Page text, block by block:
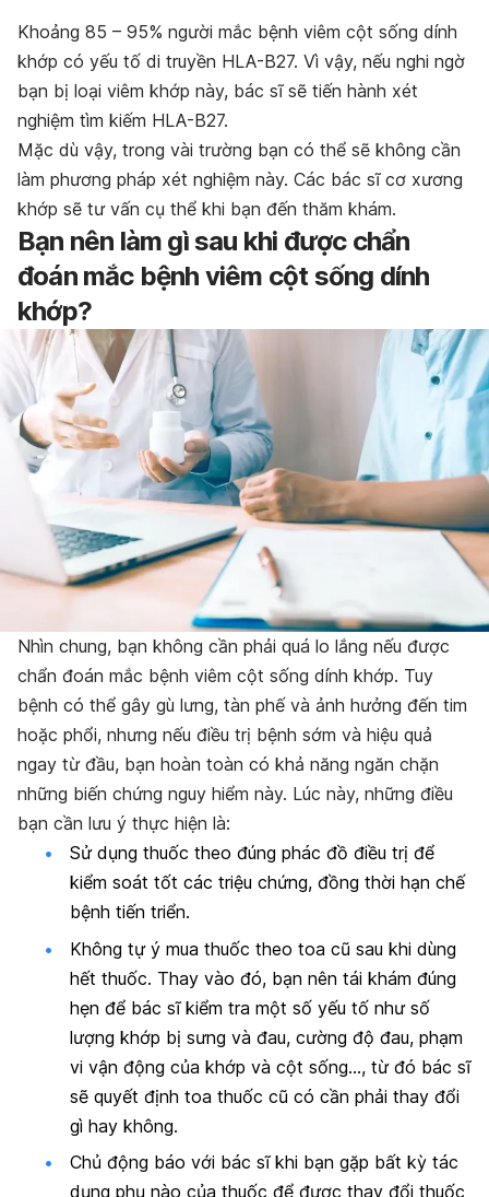
Khoảng 85 – 95% người mắc bệnh viêm cột sống dính
khớp có yếu tố di truyền HLA-B27. Vì vậy, nếu nghi ngờ
bạn bị loại viêm khớp này, bác sĩ sẽ tiến hành xét
nghiệm tìm kiếm HLA-B27.
Mặc dù vậy, trong vài trường bạn có thể sẽ không cần
làm phương pháp xét nghiệm này. Các bác sĩ cơ xương
khớp sẽ tư vấn cụ thể khi bạn đến thăm khám.
Bạn nên làm gì sau khi được chẩn
đoán mắc bệnh viêm cột sống dính
khớp?
Nhìn chung, bạn không cần phải quá lo lắng nếu được
chẩn đoán mắc bệnh viêm cột sống dính khớp. Tuy
bệnh có thể gây gù lưng, tàn phế và ảnh hưởng đến tim
hoặc phổi, nhưng nếu điều trị bệnh sớm và hiệu quả
ngay từ đầu, bạn hoàn toàn có khả năng ngăn chặn
những biến chứng nguy hiểm này. Lúc này, những điều
bạn cần lưu ý thực hiện là:
Sử dụng thuốc theo đúng phác đồ điều trị để
kiểm soát tốt các triệu chứng, đồng thời hạn chế
bệnh tiến triển.
Không tự ý mua thuốc theo toa cũ sau khi dùng
hết thuốc. Thay vào đó, bạn nên tái khám đúng
hẹn để bác sĩ kiểm tra một số yếu tố như số
lượng khớp bị sưng và đau, cường độ đau, phạm
vi vận động của khớp và cột sống…, từ đó bác sĩ
sẽ quyết định toa thuốc cũ có cần phải thay đổi
gì hay không.
Chủ động báo với bác sĩ khi bạn gặp bất kỳ tác
dụng phụ nào của thuốc để được thay đổi thuốc